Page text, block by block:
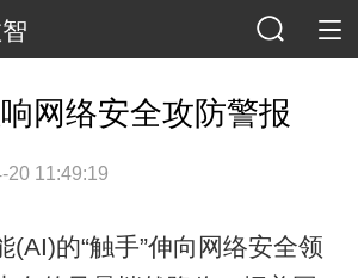
网络安全攻防警报
20 11:49:19
(AI)的“触手”伸向网络安全领